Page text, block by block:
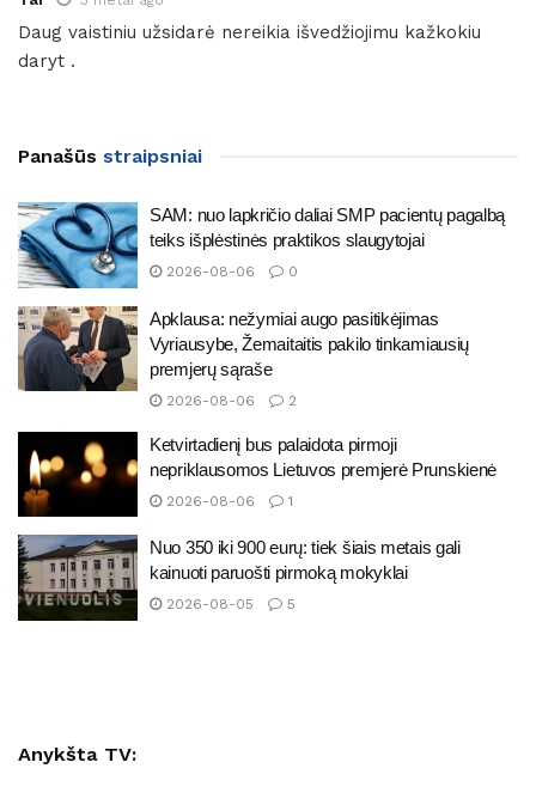
Daug vaistiniu užsidarė nereikia išvedžiojimu kažkokiu
daryt .
Panašūs straipsniai
SAM: nuo lapkričio daliai SMP pacientų pagalbą
teiks išplėstinės praktikos slaugytojai
2026-08-06 0
Apklausa: nežymiai augo pasitikėjimas
Vyriausybe, Žemaitaitis pakilo tinkamiausių
premjerų sąraše
2026-08-06 2
Ketvirtadienį bus palaidota pirmoji
nepriklausomos Lietuvos premjerė Prunskienė
2026-08-06 1
Nuo 350 iki 900 eurų: tiek šiais metais gali
kainuoti paruošti pirmoką mokyklai
2026-08-05 5
Anykšta TV: